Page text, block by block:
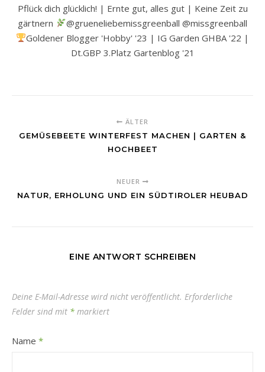
Pflück dich glücklich! | Ernte gut, alles gut | Keine Zeit zu
gärtnern
@grueneliebemissgreenball @missgreenball
Goldener Blogger 'Hobby' '23 | IG Garden GHBA '22 |
Dt.GBP 3.Platz Gartenblog '21
ÄLTER
GEMÜSEBEETE WINTERFEST MACHEN | GARTEN &
HOCHBEET
NEUER
NATUR, ERHOLUNG UND EIN SÜDTIROLER HEUBAD
EINE ANTWORT SCHREIBEN
Deine E-Mail-Adresse wird nicht veröffentlicht. Erforderliche
Felder sind mit * markiert
Name *